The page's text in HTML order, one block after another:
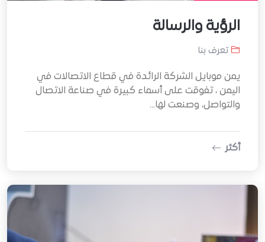
الرؤية والرسالة
تعرف بنا
يمن موبايل الشركة الرائدة في قطاع الاتصالات في
اليمن ، تفوقت على أسماء كبيرة في صناعة الاتصال
والتواصل، وصنعت لها...
أكثر